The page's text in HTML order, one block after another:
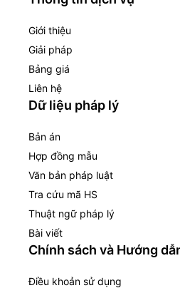
Giới thiệu
Giải pháp
Bảng giá
Liên hệ
Dữ liệu pháp lý
Bản án
Hợp đồng mẫu
Văn bản pháp luật
Tra cứu mã HS
Thuật ngữ pháp lý
Bài viết
Chính sách và Hướng
Điều khoản sử dụng